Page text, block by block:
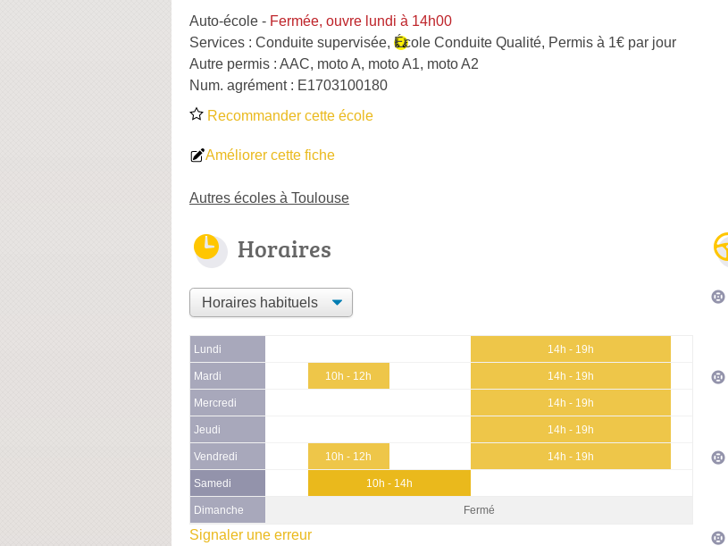
Auto-école - Fermée, ouvre lundi à 14h00
Services : Conduite supervisée, École Conduite Qualité, Permis à 1€ par jour
Autre permis : AAC, moto A, moto A1, moto A2
Num. agrément : E1703100180
Recommander cette école
Améliorer cette fiche
Autres écoles à Toulouse
Horaires
Lundi 14h - 19h
Mardi 10h - 12h 14h - 19h
Mercredi 14h - 19h
Jeudi 14h - 19h
Vendredi 10h - 12h 14h - 19h
Samedi 10h - 14h
Dimanche Fermé
Signaler une erreur